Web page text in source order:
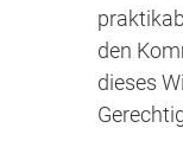
den
dieses